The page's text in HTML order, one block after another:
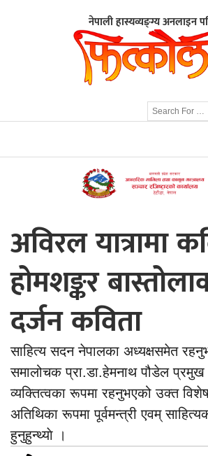
नेपाली हास्यव्यङ्ग्य अनलाइन
अविरल यात्रामा
होमशङ्कर
दर्जन कविता
साहित्य सदन नेपालका अध्यक्षसमेत
समालोचक प्रा.डा.हेमनाथ पौडेल
व्यक्तित्वका रूपमा रहनुभएको उक्त
अतिथिका रूपमा पूर्वमन्त्री एवम्
हुनुहुन्थ्याे ।